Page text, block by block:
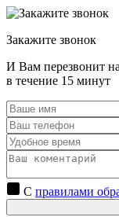
Закажите звонок
И Вам перезвонит
в течение 15 минут
С правилами